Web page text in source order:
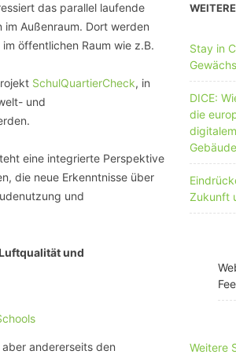
das parallel laufende
Außenraum. Dort werden
öffentlichen Raum wie z.B.
SchulQuartierCheck, in
und
eine integrierte Perspektive
die neue Erkenntnisse über
und
und
andererseits den
Stay in
DICE:
die
Zukunft
Weitere